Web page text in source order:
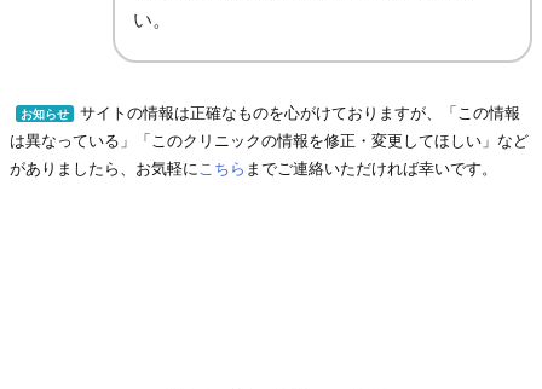
い。
お知らせ
サイトの情報は正確なものを心がけておりますが、「この情報
は異なっている」「このクリニックの情報を修正・変更してほしい」など
がありましたら、お気軽に こちら までご連絡いただければ幸いです。